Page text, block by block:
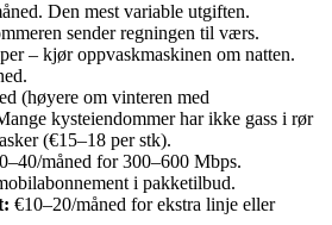
Den mest variable utgiften.
sender regningen til værs.
– kjør oppvaskmaskinen om natten.
(høyere om vinteren med
kysteiendommer har ikke gass i rør
(€15–18 per stk).
måned for 300–600 Mbps.
i pakketilbud.
€10–20/måned for ekstra linje eller